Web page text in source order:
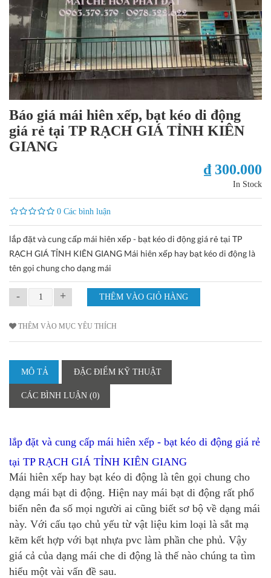
Báo giá mái hiên xếp, bạt kéo di động
giá rẻ tại TP RẠCH GIÁ TỈNH KIÊN
GIANG
₫ 300.000
In Stock
0 Các bình luận
lắp đặt và cung cấp mái hiên xếp - bạt kéo di động giá rẻ tại TP
RẠCH GIÁ TỈNH KIÊN GIANG Mái hiên xếp hay bạt kéo di động là
tên gọi chung cho dạng mái
- +
THÊM VÀO MỤC YÊU THÍCH
MÔ TẢ ĐẶC ĐIỂM KỸ THUẬT
CÁC BÌNH LUẬN (0)
lắp đặt và cung cấp mái hiên xếp - bạt kéo di động giá rẻ
tại TP RẠCH GIÁ TỈNH KIÊN GIANG
Mái hiên xếp hay bạt kéo di động là tên gọi chung cho
dạng mái bạt di động. Hiện nay mái bạt di động rất phổ
biến nên đa số mọi người ai cũng biết sơ bộ về dạng mái
này. Với cấu tạo chủ yếu từ vật liệu kim loại là sắt mạ
kẽm kết hợp với bạt nhựa pvc làm phần che phủ. Vậy
giá cả của dạng mái che di động là thế nào chúng ta tìm
hiểu một vài vấn đề sau.